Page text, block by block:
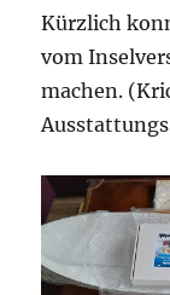
Kürzlich
vom
machen.